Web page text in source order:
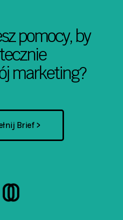
pomocy, by
marketing?
Brief >